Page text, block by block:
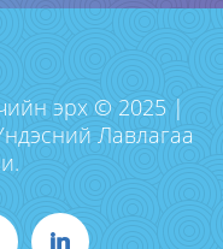
эрх © 2025 |
Лавлагаа